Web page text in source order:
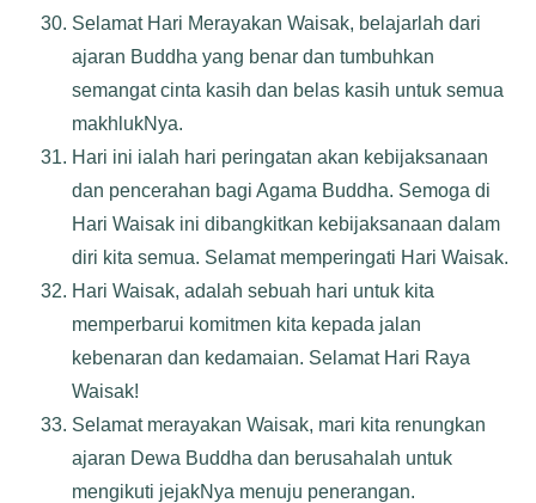
Selamat Hari Merayakan Waisak, belajarlah dari
ajaran Buddha yang benar dan tumbuhkan
semangat cinta kasih dan belas kasih untuk semua
makhlukNya.
Hari ini ialah hari peringatan akan kebijaksanaan
dan pencerahan bagi Agama Buddha. Semoga di
Hari Waisak ini dibangkitkan kebijaksanaan dalam
diri kita semua. Selamat memperingati Hari Waisak.
Hari Waisak, adalah sebuah hari untuk kita
memperbarui komitmen kita kepada jalan
kebenaran dan kedamaian. Selamat Hari Raya
Waisak!
Selamat merayakan Waisak, mari kita renungkan
ajaran Dewa Buddha dan berusahalah untuk
mengikuti jejakNya menuju penerangan.